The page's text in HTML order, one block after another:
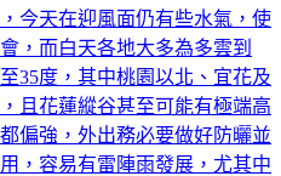
今天在迎風面仍有些水氣，使
，而白天各地大多為多雲到
35度，其中桃園以北、宜花及
且花蓮縱谷甚至可能有極端高
偏強，外出務必要做好防曬並
，容易有雷陣雨發展，尤其中